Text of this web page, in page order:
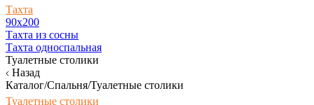
Тахта
90х200
Тахта из сосны
Тахта односпальная
Туалетные столики
Назад
Каталог/Спальня/Туалетные столики
Туалетные столики